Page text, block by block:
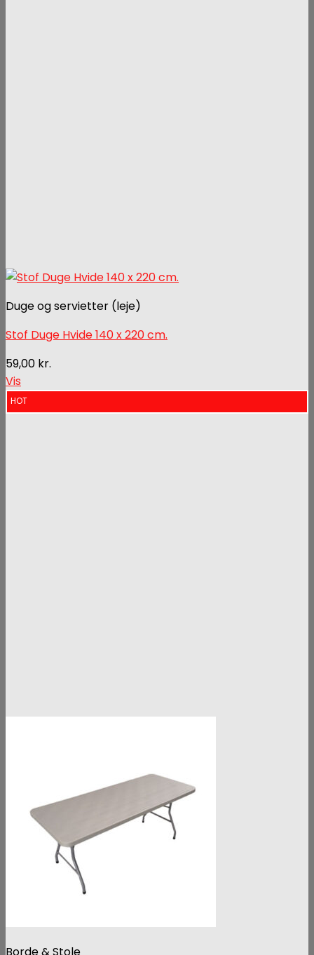
Duge og servietter (leje)
Stof Duge Hvide 140 x 220 cm.
59,00 kr.
Vis
HOT